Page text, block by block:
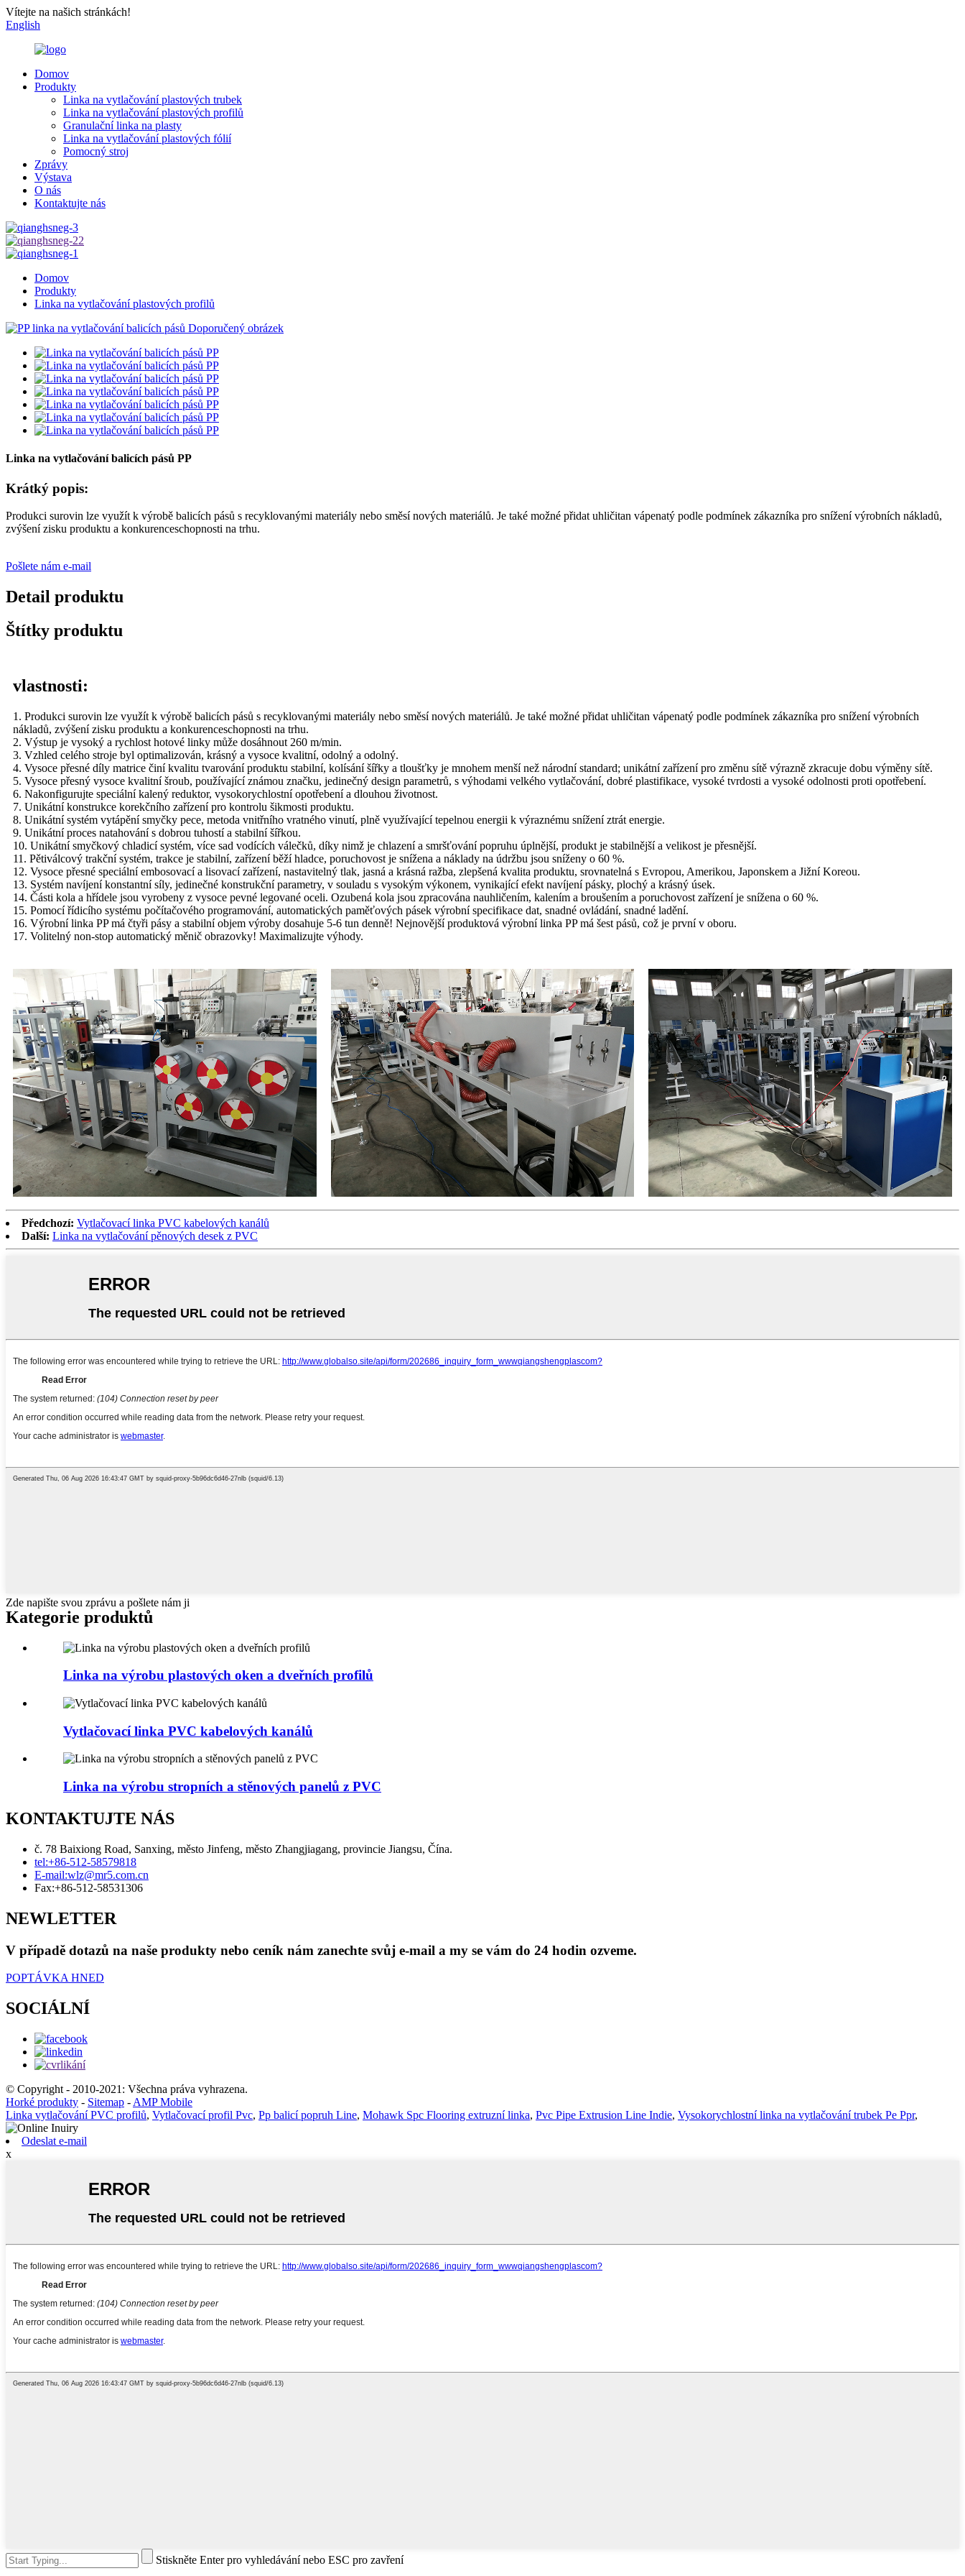
Vítejte na našich stránkách!
English
Domov
Produkty
Linka na vytlačování plastových trubek
Linka na vytlačování plastových profilů
Granulační linka na plasty
Linka na vytlačování plastových fólií
Pomocný stroj
Zprávy
Výstava
O nás
Kontaktujte nás
Domov
Produkty
Linka na vytlačování plastových profilů
Linka na vytlačování balicích pásů PP
Krátký popis:
Produkci surovin lze využít k výrobě balicích pásů s recyklovanými materiály nebo směsí nových materiálů. Je také možné přidat uhličitan vápenatý podle podmínek zákazníka pro snížení výrobních nákladů,
zvýšení zisku produktu a konkurenceschopnosti na trhu.
Pošlete nám e-mail
Detail produktu
Štítky produktu
vlastnosti:
1. Produkci surovin lze využít k výrobě balicích pásů s recyklovanými materiály nebo směsí nových materiálů. Je také možné přidat uhličitan vápenatý podle podmínek zákazníka pro snížení výrobních
nákladů, zvýšení zisku produktu a konkurenceschopnosti na trhu.
2. Výstup je vysoký a rychlost hotové linky může dosáhnout 260 m/min.
3. Vzhled celého stroje byl optimalizován, krásný a vysoce kvalitní, odolný a odolný.
4. Vysoce přesné díly matrice činí kvalitu tvarování produktu stabilní, kolísání šířky a tloušťky je mnohem menší než národní standard; unikátní zařízení pro změnu sítě výrazně zkracuje dobu výměny sítě.
5. Vysoce přesný vysoce kvalitní šroub, používající známou značku, jedinečný design parametrů, s výhodami velkého vytlačování, dobré plastifikace, vysoké tvrdosti a vysoké odolnosti proti opotřebení.
6. Nakonfigurujte speciální kalený reduktor, vysokorychlostní opotřebení a dlouhou životnost.
7. Unikátní konstrukce korekčního zařízení pro kontrolu šikmosti produktu.
8. Unikátní systém vytápění smyčky pece, metoda vnitřního vratného vinutí, plně využívající tepelnou energii k výraznému snížení ztrát energie.
9. Unikátní proces natahování s dobrou tuhostí a stabilní šířkou.
10. Unikátní smyčkový chladicí systém, více sad vodících válečků, díky nimž je chlazení a smršťování popruhu úplnější, produkt je stabilnější a velikost je přesnější.
11. Pětiválcový trakční systém, trakce je stabilní, zařízení běží hladce, poruchovost je snížena a náklady na údržbu jsou sníženy o 60 %.
12. Vysoce přesné speciální embosovací a lisovací zařízení, nastavitelný tlak, jasná a krásná ražba, zlepšená kvalita produktu, srovnatelná s Evropou, Amerikou, Japonskem a Jižní Koreou.
13. Systém navíjení konstantní síly, jedinečné konstrukční parametry, v souladu s vysokým výkonem, vynikající efekt navíjení pásky, plochý a krásný úsek.
14. Části kola a hřídele jsou vyrobeny z vysoce pevné legované oceli. Ozubená kola jsou zpracována nauhličením, kalením a broušením a poruchovost zařízení je snížena o 60 %.
15. Pomocí řídicího systému počítačového programování, automatických paměťových pásek výrobní specifikace dat, snadné ovládání, snadné ladění.
16. Výrobní linka PP má čtyři pásy a stabilní objem výroby dosahuje 5-6 tun denně! Nejnovější produktová výrobní linka PP má šest pásů, což je první v oboru.
17. Volitelný non-stop automatický měnič obrazovky! Maximalizujte výhody.
Předchozí: Vytlačovací linka PVC kabelových kanálů
Další: Linka na vytlačování pěnových desek z PVC
Zde napište svou zprávu a pošlete nám ji
Kategorie produktů
Linka na výrobu plastových oken a dveřních profilů
Vytlačovací linka PVC kabelových kanálů
Linka na výrobu stropních a stěnových panelů z PVC
KONTAKTUJTE NÁS
č. 78 Baixiong Road, Sanxing, město Jinfeng, město Zhangjiagang, provincie Jiangsu, Čína.
tel:+86-512-58579818
E-mail:wlz@mr5.com.cn
Fax:+86-512-58531306
NEWLETTER
V případě dotazů na naše produkty nebo ceník nám zanechte svůj e-mail a my se vám do 24 hodin ozveme.
POPTÁVKA HNED
SOCIÁLNÍ
© Copyright - 2010-2021: Všechna práva vyhrazena.
Horké produkty - Sitemap - AMP Mobile
Linka vytlačování PVC profilů, Vytlačovací profil Pvc, Pp balicí popruh Line, Mohawk Spc Flooring extruzní linka, Pvc Pipe Extrusion Line Indie, Vysokorychlostní linka na vytlačování trubek Pe Ppr,
Odeslat e-mail
x
Stiskněte Enter pro vyhledávání nebo ESC pro zavření